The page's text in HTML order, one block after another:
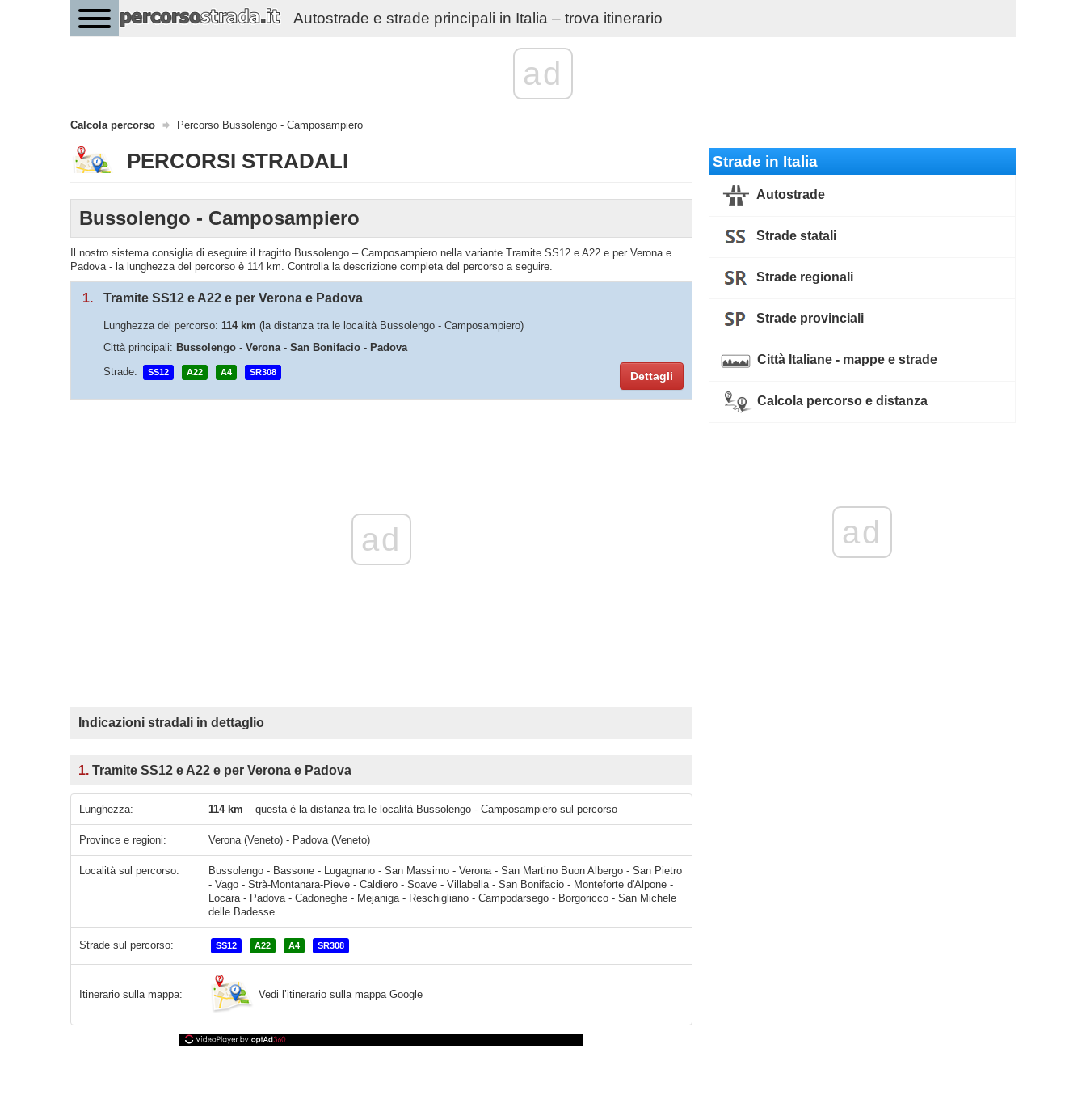
Autostrade e strade principali in Italia – trova itinerario
ad
Calcola percorso Percorso Bussolengo - Camposampiero
PERCORSI STRADALI
Bussolengo - Camposampiero
Il nostro sistema consiglia di eseguire il tragitto Bussolengo – Camposampiero nella variante Tramite SS12 e A22 e per Verona e
Padova - la lunghezza del percorso è 114 km. Controlla la descrizione completa del percorso a seguire.
1. Tramite SS12 e A22 e per Verona e Padova
Lunghezza del percorso: 114 km (la distanza tra le località Bussolengo - Camposampiero)
Città principali: Bussolengo - Verona- San Bonifacio - Padova
Strade:
SS12 A22 A4 SR308 Dettagli
ad
Indicazioni stradali in dettaglio
1. Tramite SS12 e A22 e per Verona e Padova
Lunghezza: 114 km – questa è la distanza tra le località Bussolengo - Camposampiero sul percorso
Province e regioni: Verona (Veneto) - Padova (Veneto)
Località sul percorso:
Bussolengo - Bassone - Lugagnano - San Massimo - Verona - San Martino Buon Albergo - San Pietro
- Vago - Strà-Montanara-Pieve - Caldiero - Soave - Villabella - San Bonifacio - Monteforte d'Alpone -
Locara - Padova - Cadoneghe - Mejaniga - Reschigliano - Campodarsego - Borgoricco - San Michele
delle Badesse
Strade sul percorso: SS12 A22 A4 SR308
Itinerario sulla mappa: Vedi l’itinerario sulla mappa Google
Strade in Italia
Autostrade
Strade statali
Strade regionali
Strade provinciali
Città Italiane - mappe e strade
Calcola percorso e distanza
ad